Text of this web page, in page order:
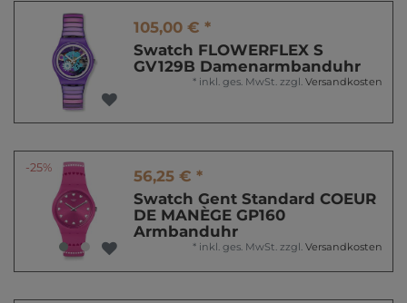
105,00 € *
Swatch FLOWERFLEX S
GV129B Damenarmbanduhr
* inkl. ges. MwSt. zzgl. Versandkosten
-25%
56,25 € *
Swatch Gent Standard COEUR
DE MANÈGE GP160
Armbanduhr
* inkl. ges. MwSt. zzgl. Versandkosten